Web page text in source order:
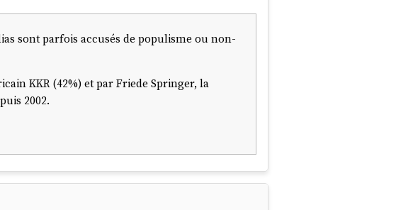
sont parfois accusés de populisme ou non-
KKR (42%) et par Friede Springer, la
2002.